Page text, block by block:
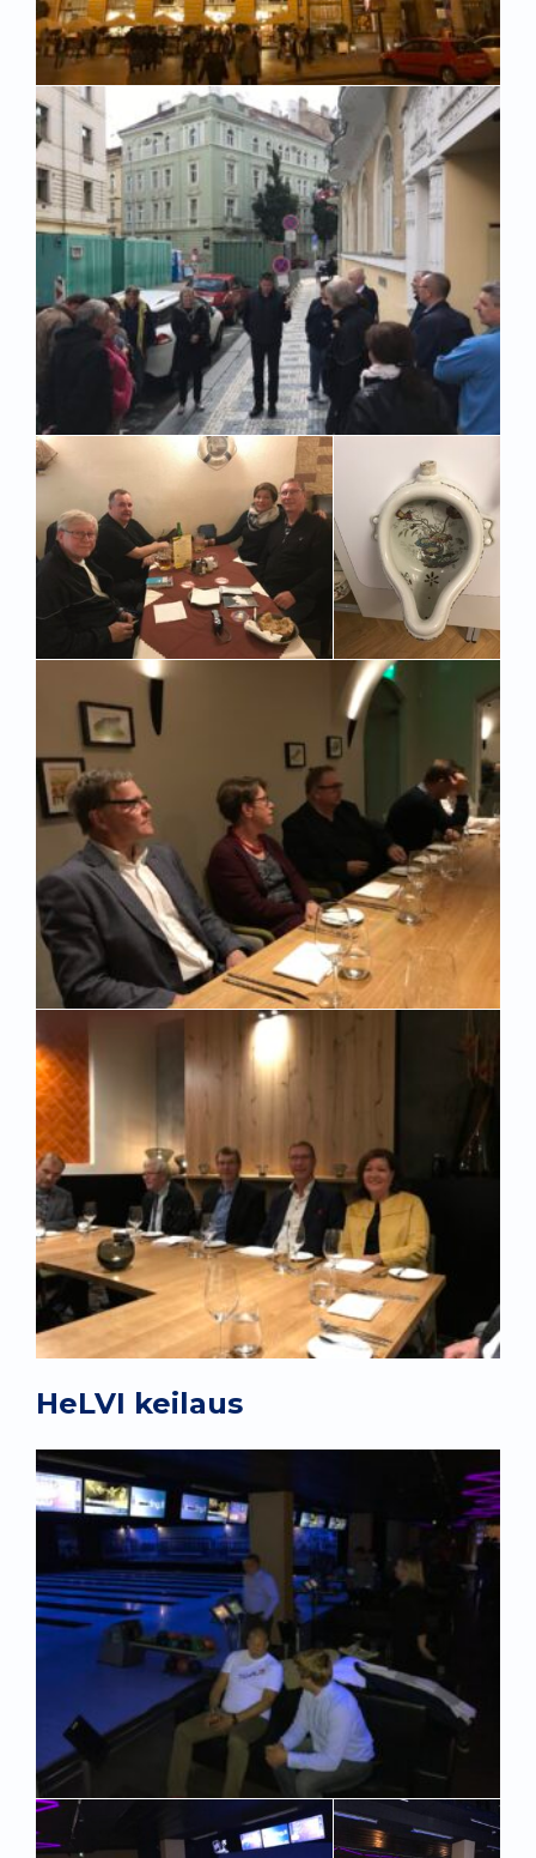
HeLVI keilaus